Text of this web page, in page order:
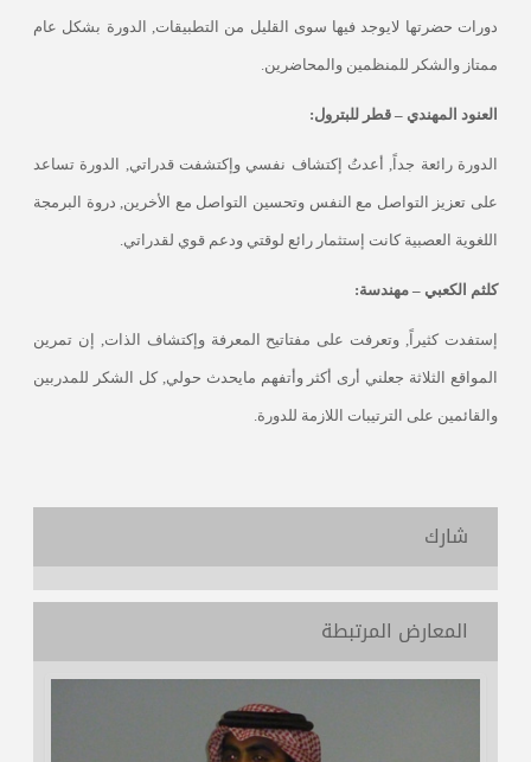
دورات حضرتها لايوجد فيها سوى القليل من التطبيقات, الدورة بشكل عام
ممتاز والشكر للمنظمين والمحاضرين.
العنود المهندي – قطر للبترول:
الدورة رائعة جداً, أعدتُ إكتشاف نفسي وإكتشفت قدراتي, الدورة تساعد
على تعزيز التواصل مع النفس وتحسين التواصل مع الأخرين, دروة البرمجة
اللغوية العصبية كانت إستثمار رائع لوقتي ودعم قوي لقدراتي.
كلثم الكعبي – مهندسة:
إستفدت كثيراً, وتعرفت على مفتاتيح المعرفة وإكتشاف الذات, إن تمرين
المواقع الثلاثة جعلني أرى أكثر وأتفهم مايحدث حولي, كل الشكر للمدربين
والقائمين على الترتيبات اللازمة للدورة.
شارك
المعارض المرتبطة